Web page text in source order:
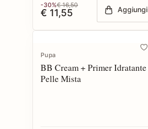
-30%€ 16,50
€ 11,55 Aggiungi
Pupa
BB Cream + Primer Idratante
Pelle Mista